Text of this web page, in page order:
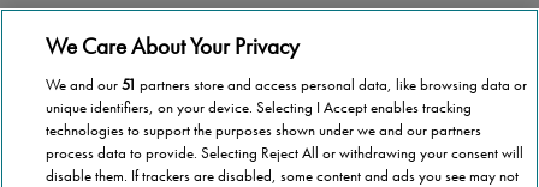
una nuova vita.
We Care About Your Privacy
We and our51 partners store and access personal data, like browsing data or
unique identifiers, on your device. Selecting I Accept enables tracking
technologies to support the purposes shown under we and our partners
process data to provide. Selecting Reject All or withdrawing your consent will
disable them. If trackers are disabled, some content and ads you see may not